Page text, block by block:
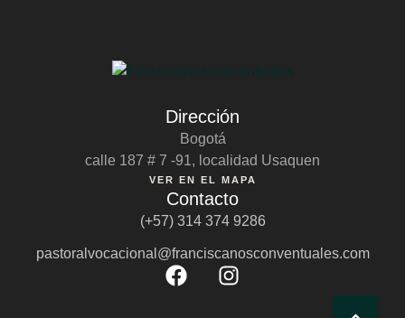
Dirección
Bogotá
calle 187 # 7 -91, localidad Usaquen
VER EN EL MAPA
Contacto
(+57) 314 374 9286
pastoralvocacional@franciscanosconventuales.com